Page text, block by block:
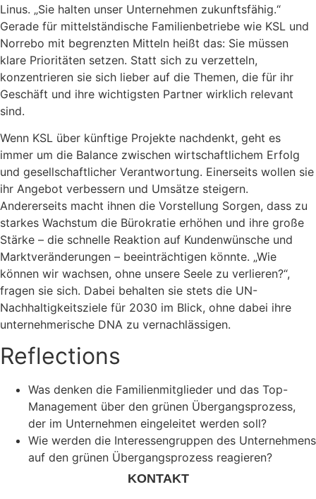
Linus. „Sie halten unser Unternehmen zukunftsfähig.“
Gerade für mittelständische Familienbetriebe wie KSL und
Norrebo mit begrenzten Mitteln heißt das: Sie müssen
klare Prioritäten setzen. Statt sich zu verzetteln,
konzentrieren sie sich lieber auf die Themen, die für ihr
Geschäft und ihre wichtigsten Partner wirklich relevant
sind.
Wenn KSL über künftige Projekte nachdenkt, geht es
immer um die Balance zwischen wirtschaftlichem Erfolg
und gesellschaftlicher Verantwortung. Einerseits wollen sie
ihr Angebot verbessern und Umsätze steigern.
Andererseits macht ihnen die Vorstellung Sorgen, dass zu
starkes Wachstum die Bürokratie erhöhen und ihre große
Stärke – die schnelle Reaktion auf Kundenwünsche und
Marktveränderungen – beeinträchtigen könnte. „Wie
können wir wachsen, ohne unsere Seele zu verlieren?“,
fragen sie sich. Dabei behalten sie stets die UN-
Nachhaltigkeitsziele für 2030 im Blick, ohne dabei ihre
unternehmerische DNA zu vernachlässigen.
Reflections
Was denken die Familienmitglieder und das Top-
Management über den grünen Übergangsprozess,
der im Unternehmen eingeleitet werden soll?
Wie werden die Interessengruppen des Unternehmens
auf den grünen Übergangsprozess reagieren?
KONTAKT